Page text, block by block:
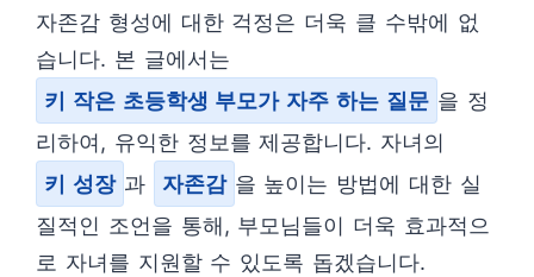
자존감 형성에 대한 걱정은 더욱 클 수밖에 없
습니다. 본 글에서는
키 작은 초등학생 부모가 자주 하는 질문 을 정
리하여, 유익한 정보를 제공합니다. 자녀의
키 성장 과 자존감 을 높이는 방법에 대한 실
질적인 조언을 통해, 부모님들이 더욱 효과적으
로 자녀를 지원할 수 있도록 돕겠습니다.